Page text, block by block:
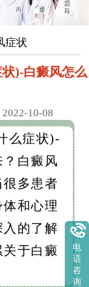
症状
)-白癜风怎么
10-08
么症状)-
白癜风
多患者
和心理
的了解
于白癜
电
话
咨
询